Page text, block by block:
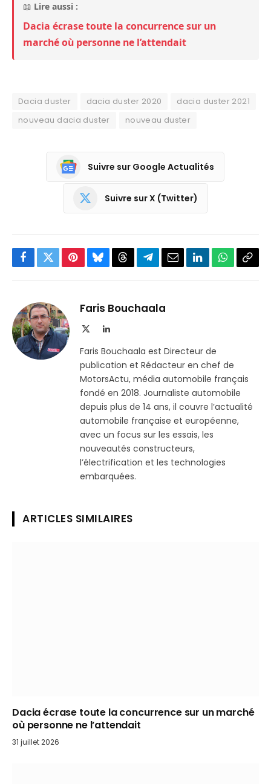
📖 Lire aussi :
Dacia écrase toute la concurrence sur un
marché où personne ne l’attendait
Dacia duster dacia duster 2020
dacia duster 2021
nouveau dacia duster
nouveau duster
Suivre sur Google Actualités
Suivre sur X (Twitter)
Facebook
TwitterPinterestBlueskyThreadsPartager
Telegram
EmailLinkedInWhatsApp
Faris Bouchaala
LinkedIn
Faris Bouchaala est Directeur de
publication et Rédacteur en chef de
MotorsActu, média automobile français
fondé en 2018. Journaliste automobile
depuis plus de 14 ans, il couvre l’actualité
automobile française et européenne,
avec un focus sur les essais, les
nouveautés constructeurs,
l’électrification et les technologies
embarquées.
ARTICLES SIMILAIRES
Dacia écrase toute la concurrence sur un marché
où personne ne l’attendait
31 juillet 2026